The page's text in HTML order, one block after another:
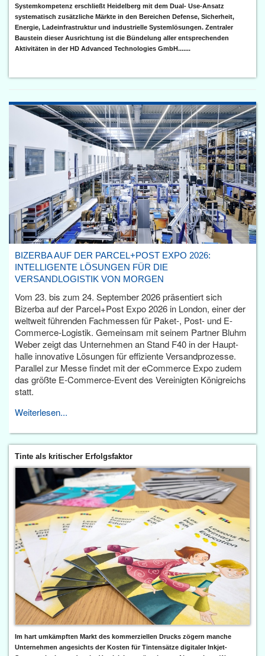
Systemkompetenz erschließt Heidelberg mit dem Dual- Use-Ansatz
systematisch zusätzliche Märkte in den Bereichen Defense, Sicherheit,
Energie, Ladeinfrastruktur und industrielle Systemlösungen. Zentraler
Baustein dieser Ausrichtung ist die Bündelung aller entsprechenden
Aktivitäten in der HD Advanced Technologies GmbH.......
BIZERBA AUF DER PARCEL+POST EXPO 2026:
INTELLIGENTE LÖSUNGEN FÜR DIE
VERSANDLOGISTIK VON MORGEN
Vom 23. bis zum 24. September 2026 präsentiert sich
Bizerba auf der Parcel+Post Expo 2026 in London, einer der
weltweit führenden Fachmessen für Paket-, Post- und E-
Commerce-Logistik. Gemeinsam mit seinem Partner Bluhm
Weber zeigt das Unternehmen an Stand F40 in der Haupt­
halle innovative Lösungen für effiziente Versandprozesse.
Parallel zur Messe findet mit der eCommerce Expo zudem
das größte E-Commerce-Event des Vereinigten Königreichs
statt.
Weiterlesen...
Tinte als kritischer Erfolgsfaktor
Im hart umkämpften Markt des kommerziellen Drucks zögern manche
Unternehmen angesichts der Kosten für Tintensätze digitaler Inkjet-